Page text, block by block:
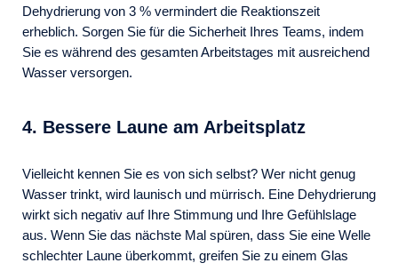
Dehydrierung von 3 % vermindert die Reaktionszeit
erheblich. Sorgen Sie für die Sicherheit Ihres Teams, indem
Sie es während des gesamten Arbeitstages mit ausreichend
Wasser versorgen.
4. Bessere Laune am Arbeitsplatz
Vielleicht kennen Sie es von sich selbst? Wer nicht genug
Wasser trinkt, wird launisch und mürrisch. Eine Dehydrierung
wirkt sich negativ auf Ihre Stimmung und Ihre Gefühlslage
aus. Wenn Sie das nächste Mal spüren, dass Sie eine Welle
schlechter Laune überkommt, greifen Sie zu einem Glas